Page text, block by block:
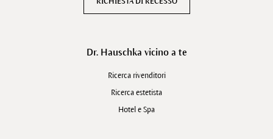
Dr. Hauschka vicino a te
Ricerca rivenditori
Ricerca estetista
Hotel e Spa